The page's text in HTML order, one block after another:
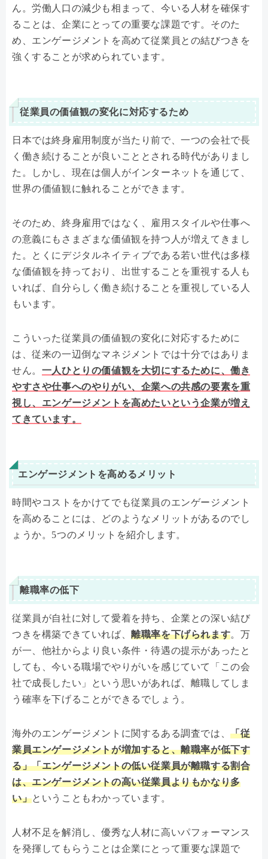
ん。労働人口の減少も相まって、今いる人材を確保す
ることは、企業にとっての重要な課題です。そのた
め、エンゲージメントを高めて従業員との結びつきを
強くすることが求められています。
従業員の価値観の変化に対応するため
日本では終身雇用制度が当たり前で、一つの会社で長
く働き続けることが良いこととされる時代がありまし
た。しかし、現在は個人がインターネットを通じて、
世界の価値観に触れることができます。
そのため、終身雇用ではなく、雇用スタイルや仕事へ
の意義にもさまざまな価値観を持つ人が増えてきまし
た。とくにデジタルネイティブである若い世代は多様
な価値観を持っており、出世することを重視する人も
いれば、自分らしく働き続けることを重視している人
もいます。
こういった従業員の価値観の変化に対応するために
は、従来の一辺倒なマネジメントでは十分ではありま
せん。 一人ひとりの価値観を大切にするために、働き
やすさや仕事へのやりがい、企業への共感の要素を重
視し、エンゲージメントを高めたいという企業が増え
てきています。
エンゲージメントを高めるメリット
時間やコストをかけてでも従業員のエンゲージメント
を高めることには、どのようなメリットがあるのでし
ょうか。5つのメリットを紹介します。
離職率の低下
従業員が自社に対して愛着を持ち、企業との深い結び
つきを構築できていれば、離職率を下げられます。万
が一、他社からより良い条件・待遇の提示があったと
しても、今いる職場でやりがいを感じていて「この会
社で成長したい」という思いがあれば、離職してしま
う確率を下げることができるでしょう。
海外のエンゲージメントに関するある調査では、「従
業員エンゲージメントが増加すると、離職率が低下す
る」「エンゲージメントの低い従業員が離職する割合
は、エンゲージメントの高い従業員よりもかなり多
い」ということもわかっています。
人材不足を解消し、優秀な人材に高いパフォーマンス
を発揮してもらうことは企業にとって重要な課題で